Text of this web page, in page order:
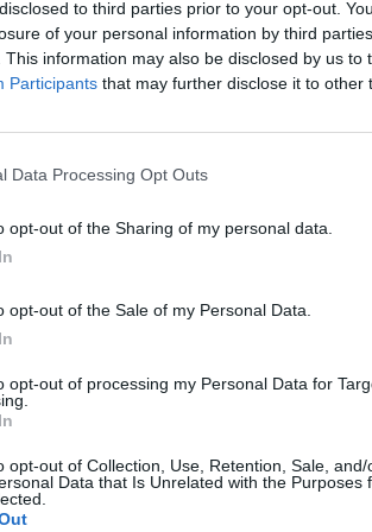
to third parties prior to your opt-out.
of your personal information by third
This information may also be disclosed by us to
Participants that may further disclose it to other
Data Processing Opt Outs
opt-out of the Sharing of my personal data.
opt-out of the Sale of my Personal Data.
opt-out of processing my Personal Data for
opt-out of Collection, Use, Retention, Sale, and/
Data that Is Unrelated with the Purposes
Lietuvos diena Žinios Auto
nepasimoko iš
Po
žuvusiojo darbas
diena Žinios
galvosūkis: kaip
gatvę?
Pėsčiųjų
Žinios |